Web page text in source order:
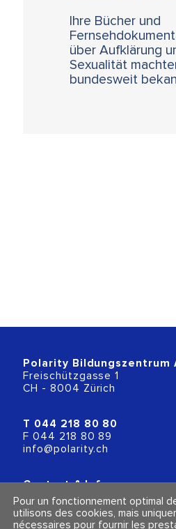
Ihre Bücher und
über Aufklärung
Sexualität
bundesweit
Polarity Bildungszentrum
Freischützgasse 1
CH - 8004 Zürich
T 044 218 80 80
F 044 218 80 89
info@polarity.ch
Contact & Info
Conditions générales
Mentions légales et
Pour un fonctionnement optimal
utilisons des cookies, mais
nécessaires pour fournir les